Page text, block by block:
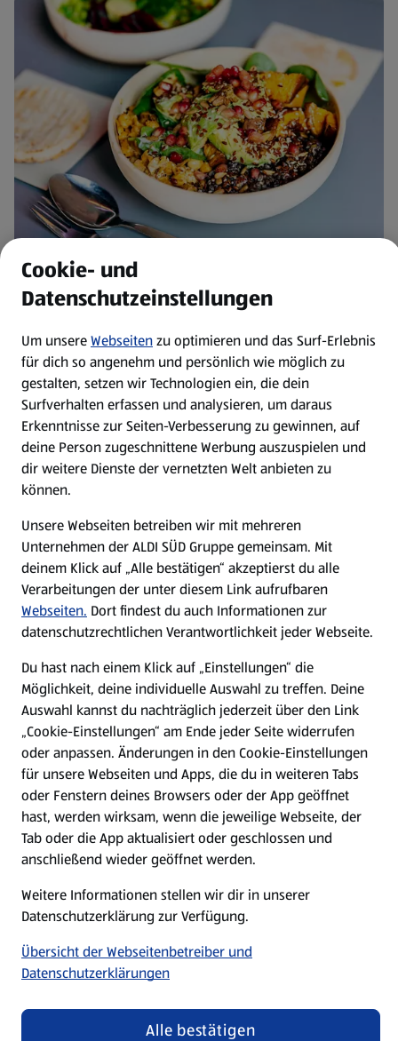
Entdecke noch mehr
Rezeptinspirationen.
Zu allen Rezepten
Fußzeilenmenü - weitere Links
Angebote & Aktionen
Angebote
Prospekte
ALDI Services
Newsletter
Cookie- und
Datenschutzeinstellungen
Um unsereWebseitenzu optimieren und das Surf-Erlebnis
für dich so angenehm und persönlich wie möglich zu
gestalten, setzen wir Technologien ein, die dein
Surfverhalten erfassen und analysieren, um daraus
Erkenntnisse zur Seiten-Verbesserung zu gewinnen, auf
deine Person zugeschnittene Werbung auszuspielen und
dir weitere Dienste der vernetzten Welt anbieten zu
können.
Unsere Webseiten betreiben wir mit mehreren
Unternehmen der ALDI SÜD Gruppe gemeinsam. Mit
deinem Klick auf „Alle bestätigen“ akzeptierst du alle
Verarbeitungen der unter diesem Link aufrufbaren
Webseiten. Dort findest du auch Informationen zur
datenschutzrechtlichen Verantwortlichkeit jeder Webseite.
Du hast nach einem Klick auf „Einstellungen“ die
Möglichkeit, deine individuelle Auswahl zu treffen. Deine
Auswahl kannst du nachträglich jederzeit über den Link
„Cookie-Einstellungen“ am Ende jeder Seite widerrufen
oder anpassen. Änderungen in den Cookie-Einstellungen
für unsere Webseiten und Apps, die du in weiteren Tabs
oder Fenstern deines Browsers oder der App geöffnet
hast, werden wirksam, wenn die jeweilige Webseite, der
Tab oder die App aktualisiert oder geschlossen und
anschließend wieder geöffnet werden.
Weitere Informationen stellen wir dir in unserer
Datenschutzerklärung zur Verfügung.
Übersicht der Webseitenbetreiber und
Datenschutzerklärungen
Alle bestätigen